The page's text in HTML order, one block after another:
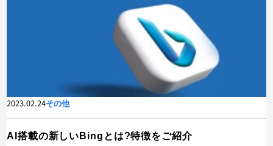
2023.02.24その他
AI搭載の新しいBingとは?特徴をご紹介